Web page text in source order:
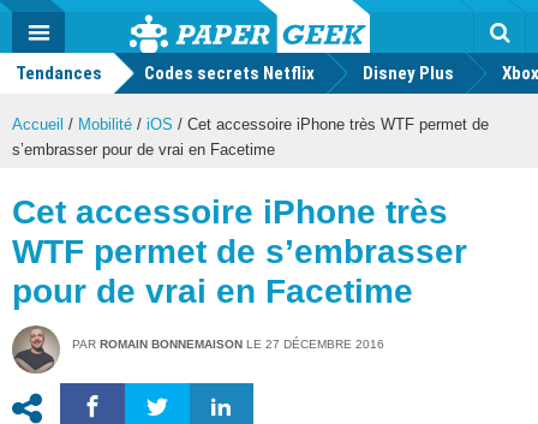
Actu
geek
MENU
Tendances Codes secrets Netflix Disney Plus
Accueil / Mobilité / iOS / Cet accessoire iPhone très WTF permet de
s’embrasser pour de vrai en Facetime
Cet accessoire iPhone très
WTF permet de s’embrasser
pour de vrai en Facetime
PAR ROMAIN BONNEMAISON LE 27 DÉCEMBRE 2016
Mode
FacebookTwitter Youtube